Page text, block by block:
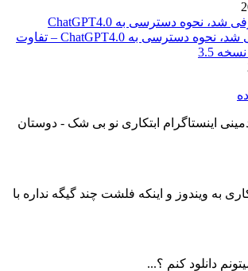
GPT-4 معرفی شد، نحوه دسترسی به ChatGPT4.0 – تفاوت
اینستاگرام ابتکاری نو بی شک - دوستان
به ویندوز و اینکه فلشت چند گیگه نداره با
دانلود کنم ؟...